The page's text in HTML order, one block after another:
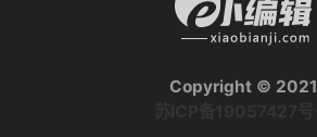
Copyright © 2021